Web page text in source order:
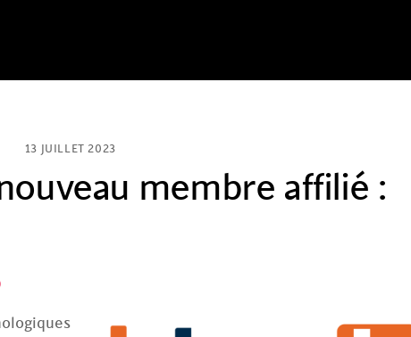
13 JUILLET 2023
membre affilié :